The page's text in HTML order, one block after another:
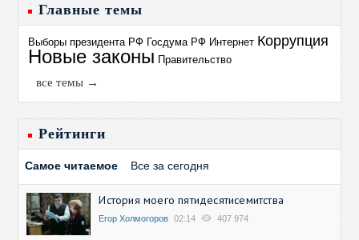
Главные темы
Выборы президента РФ Госдума РФ Интернет Коррупция
Новые законы Правительство
все темы →
Рейтинги
Самое читаемое Все за сегодня
История моего пятидесятисемитства
Егор Холмогоров 02:14 407 974